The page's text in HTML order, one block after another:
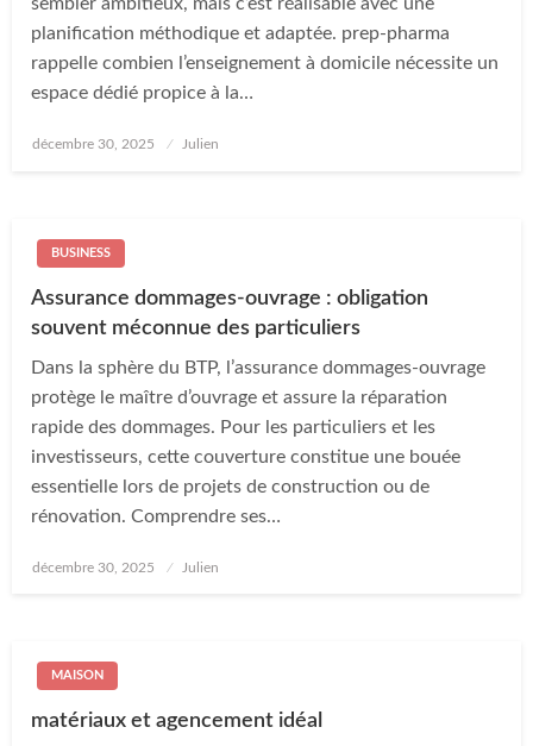
planification méthodique et adaptée. prep-pharma
rappelle combien l’enseignement à domicile nécessite un
espace dédié propice à la…
Posted
décembre 30, 2025 Julien
BUSINESS
Assurance dommages-ouvrage : obligation
souvent méconnue des particuliers
Dans la sphère du BTP, l’assurance dommages-ouvrage
protège le maître d’ouvrage et assure la réparation
rapide des dommages. Pour les particuliers et les
investisseurs, cette couverture constitue une bouée
essentielle lors de projets de construction ou de
rénovation. Comprendre ses…
Posted
décembre 30, 2025 Julien
MAISON
matériaux et agencement idéal